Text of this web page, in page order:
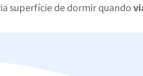
superfície de dormir quando